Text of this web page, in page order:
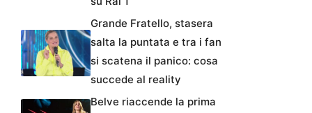
Grande Fratello, stasera
salta la puntata e tra i fan
si scatena il panico: cosa
succede al reality
Belve riaccende la prima